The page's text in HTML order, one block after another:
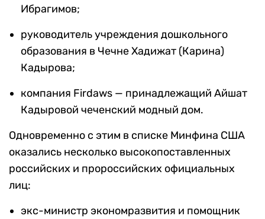
Ибрагимов;
руководитель учреждения дошкольного
образования в Чечне Хадижат (Карина)
Кадырова;
компания Firdaws — принадлежащий Айшат
Кадыровой чеченский модный дом.
Одновременно с этим в списке Минфина США
оказались несколько высокопоставленных
российских и пророссийских официальных
лиц:
экс-министр экономразвития и помощник